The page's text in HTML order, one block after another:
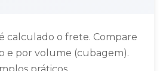
calculado o frete. Compare
e por volume (cubagem).